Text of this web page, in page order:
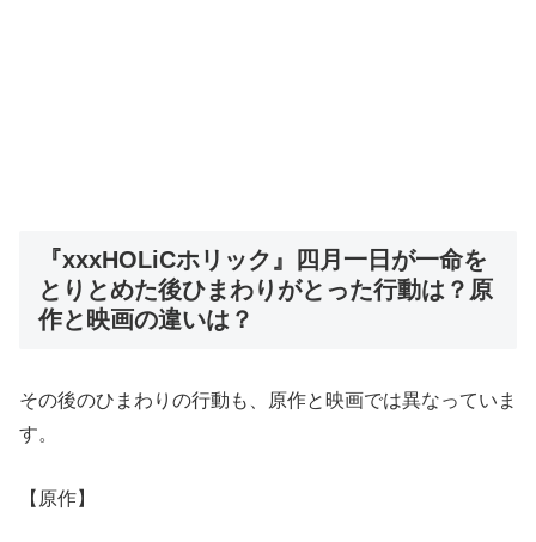
『xxxHOLiCホリック』四月一日が一命を
とりとめた後ひまわりがとった行動は？原
作と映画の違いは？
その後のひまわりの行動も、原作と映画では異なっていま
す。
【原作】